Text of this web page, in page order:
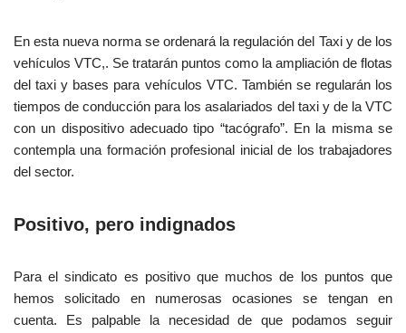
En esta nueva norma se ordenará la regulación del Taxi y de los
vehículos VTC,. Se tratarán puntos como la ampliación de flotas
del taxi y bases para vehículos VTC. También se regularán los
tiempos de conducción para los asalariados del taxi y de la VTC
con un dispositivo adecuado tipo “tacógrafo”. En la misma se
contempla una formación profesional inicial de los trabajadores
del sector.
Positivo, pero indignados
Para el sindicato es positivo que muchos de los puntos que
hemos solicitado en numerosas ocasiones se tengan en
cuenta. Es palpable la necesidad de que podamos seguir